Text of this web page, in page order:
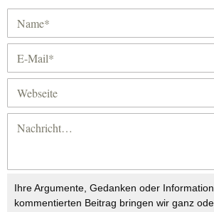
Ihre Argumente, Gedanken oder
kommentierten Beitrag bringen wir ganz